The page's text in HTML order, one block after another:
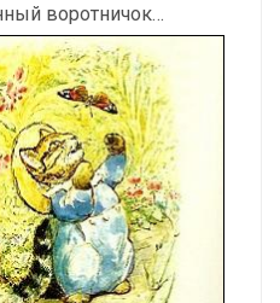
воротничок…